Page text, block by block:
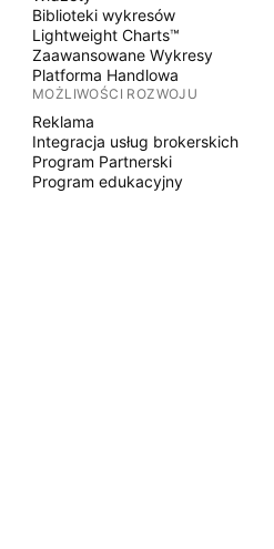
Biblioteki wykresów
Lightweight Charts™
Zaawansowane Wykresy
Platforma Handlowa
MOŻLIWOŚCI ROZWOJU
Reklama
Integracja usług brokerskich
Program Partnerski
Program edukacyjny